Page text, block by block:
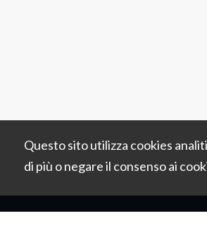
Questo sito utilizza cookies
di più o negare il consenso ai